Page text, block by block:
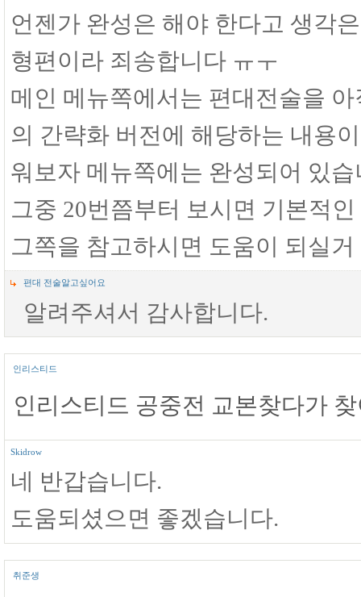
언젠가 완성은 해야 한다고 생각
형편이라 죄송합니다 ㅠㅜ
메인 메뉴쪽에서는 편대전술을
의 간략화 버전에 해당하는 내용
워보자 메뉴쪽에는 완성되어 있습
그중 20번쯤부터 보시면 기본적
그쪽을 참고하시면 도움이 되실
편대 전술알고싶어요
알려주셔서 감사합니다.
인리스티드
인리스티드 공중전 교본찾다가
Skidrow
네 반갑습니다.
도움되셨으면 좋겠습니다.
취준생